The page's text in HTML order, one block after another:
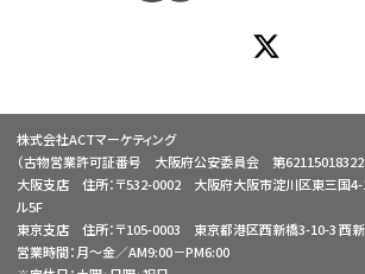
株式会社ACTマーケティング
（古物営業許可証番号 大阪府公安委員会 第621150183222
大阪支店 住所：〒532-0002 大阪府大阪市淀川区東三国4-
ル5F
東京支店 住所：〒105-0003 東京都港区西新橋3-10-3 西
営業時間：月～金／AM9:00－PM6:00